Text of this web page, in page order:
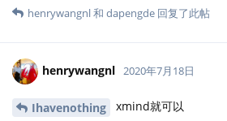
henrywangnl和 dapengde 回复了此帖
henrywangnl 2020年7月18日
Ihavenothing xmind就可以